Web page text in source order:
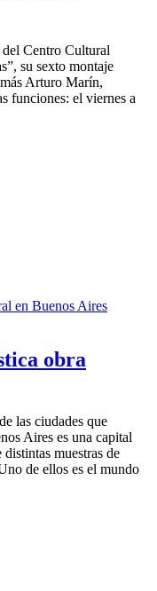
Centro Cultural
su sexto montaje
Arturo Marín,
funciones: el viernes a
obra
las ciudades que
Aires es una capital
muestras de
de ellos es el mundo